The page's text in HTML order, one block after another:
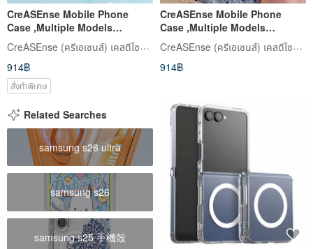
CreASEnse Mobile Phone
Case ,Multiple Models
Support ,Design and Made in
TAIWAN
CreASEnse (ครีเอเซนส์) เคสดีไซน์สวย
914฿
สั่งทำพิเศษ
CreASEnse Mobile Phone
Case ,Multiple Models
Support ,Design and Made in
TAIWAN
CreASEnse (ครีเอเซนส์) เคสดีไซน์สวย
914฿
Related Searches
samsung s26 ultra
samsung s26
samsung s25 手機殼